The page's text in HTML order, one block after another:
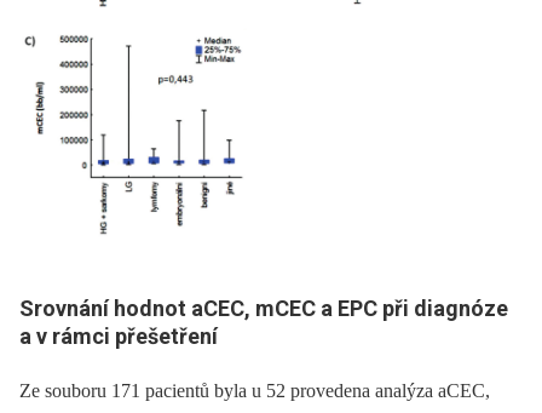
Srovnání hodnot aCEC, mCEC a EPC při diagnóze
a v rámci přešetření
Ze souboru 171 pacientů byla u 52 provedena analýza aCEC,